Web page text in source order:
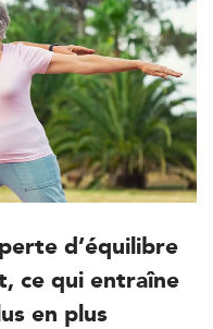
d’équilibre
ce qui entraîne
en plus